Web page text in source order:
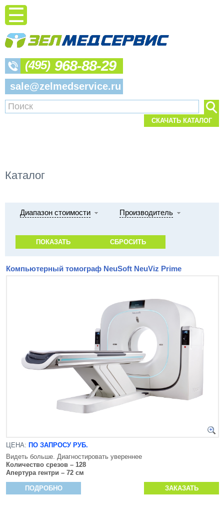
(495) 968-88-29
sale@zelmedservice.ru
СКАЧАТЬ КАТАЛОГ
Каталог
Диапазон стоимости Производитель
Компьютерный томограф NeuSoft NeuViz Prime
ЦЕНА: ПО ЗАПРОСУ РУБ.
Видеть больше. Диагностировать увереннее
Количество срезов – 128
Апертура гентри – 72 см
ПОДРОБНО ЗАКАЗАТЬ